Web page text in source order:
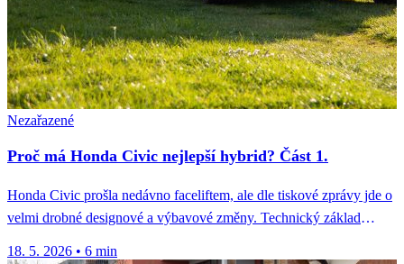
Nezařazené
Proč má Honda Civic nejlepší hybrid? Část 1.
Honda Civic prošla nedávno faceliftem, ale dle tiskové zprávy jde o
velmi drobné designové a výbavové změny. Technický základ
18. 5. 2026 • 6 min